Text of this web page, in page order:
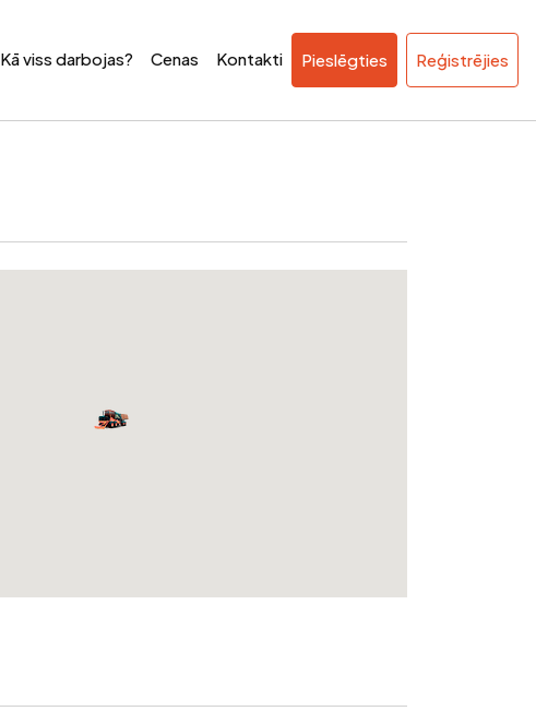
Kā viss darbojas? Cenas Kontakti Pieslēgties Reģistrējies